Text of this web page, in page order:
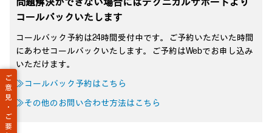
ご
意
見
・
ご
要
問題解決ができない場合にはテクニカルサポートより
コールバックいたします
コールバック予約は24時間受付中です。ご予約いただいた時間
にあわせコールバックいたします。ご予約はWebでお申し込み
いただけます。
≫コールバック予約はこちら
≫その他のお問い合わせ方法はこちら